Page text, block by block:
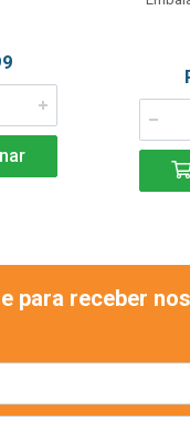
para receber